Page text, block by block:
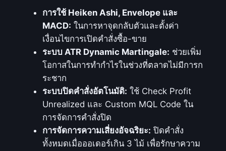
การใช้ Heiken Ashi, Envelope และ
MACD: ในการหาจุดกลับตัวและตั้งค่า
เงื่อนไขการเปิดคำสั่งซื้อ-ขาย
ระบบ ATR Dynamic Martingale: ช่วยเพิ่ม
โอกาสในการทำกำไรในช่วงที่ตลาดไม่มีการก
ระชาก
ระบบปิดคำสั่งอัตโนมัติ: ใช้ Check Profit
Unrealized และ Custom MQL Code ใน
การจัดการคำสั่งปิด
การจัดการความเสี่ยงอัจฉริยะ: ปิดคำสั่ง
ทั้งหมดเมื่อออเดอร์เกิน 3 ไม้ เพื่อรักษาความ